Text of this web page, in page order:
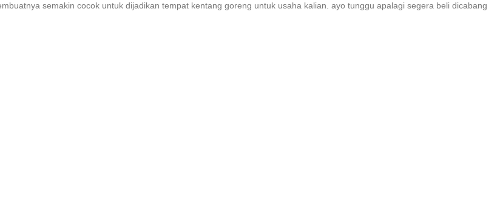
semakin cocok untuk dijadikan tempat kentang goreng untuk usaha kalian. ayo tunggu apalagi segera beli dicabang